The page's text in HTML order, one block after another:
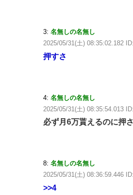
3: 名無しの名無し
2025/05/31(土) 08:35:02.182
押すさ
4: 名無しの名無し
2025/05/31(土) 08:35:54.013
必ず月6万貰えるのに押
8: 名無しの名無し
2025/05/31(土) 08:36:59.446
>>4